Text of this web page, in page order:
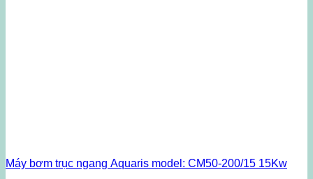
Máy bơm trục ngang Aquaris model: CM50-200/15 15Kw